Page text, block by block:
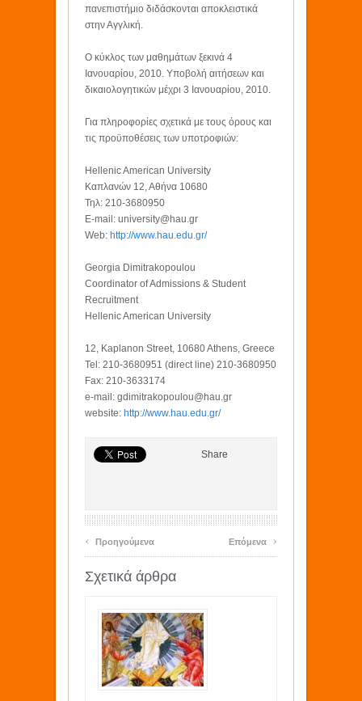
πανεπιστήμιο διδάσκονται αποκλειστικά
στην Αγγλική.
Ο κύκλος των μαθημάτων ξεκινά 4
Ιανουαρίου, 2010. Υποβολή αιτήσεων και
δικαιολογητικών μέχρι 3 Ιανουαρίου, 2010.
Για πληροφορίες σχετικά με τους όρους και
τις προϋποθέσεις των υποτροφιών:
Hellenic American University
Καπλανών 12, Αθήνα 10680
Τηλ: 210-3680950
E-mail: university@hau.gr
Web: http://www.hau.edu.gr/
Georgia Dimitrakopoulou
Coordinator of Admissions & Student
Recruitment
Hellenic American University
12, Kaplanon Street, 10680 Athens, Greece
Tel: 210-3680951 (direct line) 210-3680950
Fax: 210-3633174
e-mail: gdimitrakopoulou@hau.gr
website: http://www.hau.edu.gr/
Share
‹ Προηγούμενα Επόμενα ›
Σχετικά άρθρα